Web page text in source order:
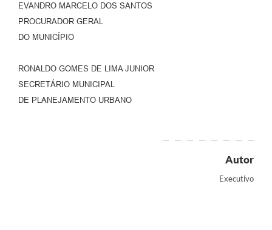
EVANDRO MARCELO DOS SANTOS
PROCURADOR GERAL
DO MUNICÍPIO
RONALDO GOMES DE LIMA JUNIOR
SECRETÁRIO MUNICIPAL
DE PLANEJAMENTO URBANO
Autor
Executivo